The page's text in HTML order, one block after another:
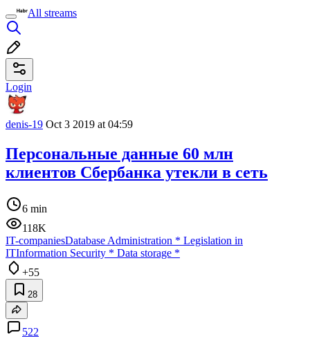
All streams
Login
denis-19 Oct 3 2019 at 04:59
Персональные данные 60 млн
клиентов Сбербанка утекли в сеть
6 min
118K
IT-companiesDatabase Administration * Legislation in
ITInformation Security * Data storage *
+55
28
522